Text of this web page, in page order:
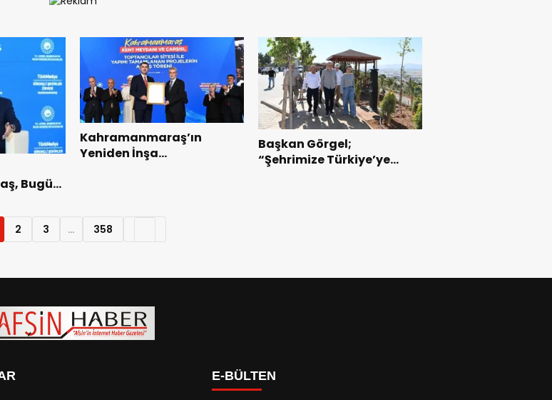
Bugün
Kahramanmaraş’ın
Yeniden İnşa
Başkan Görgel;
“Şehrimize Türkiye’ye
2 3 … 358
E-BÜLTEN